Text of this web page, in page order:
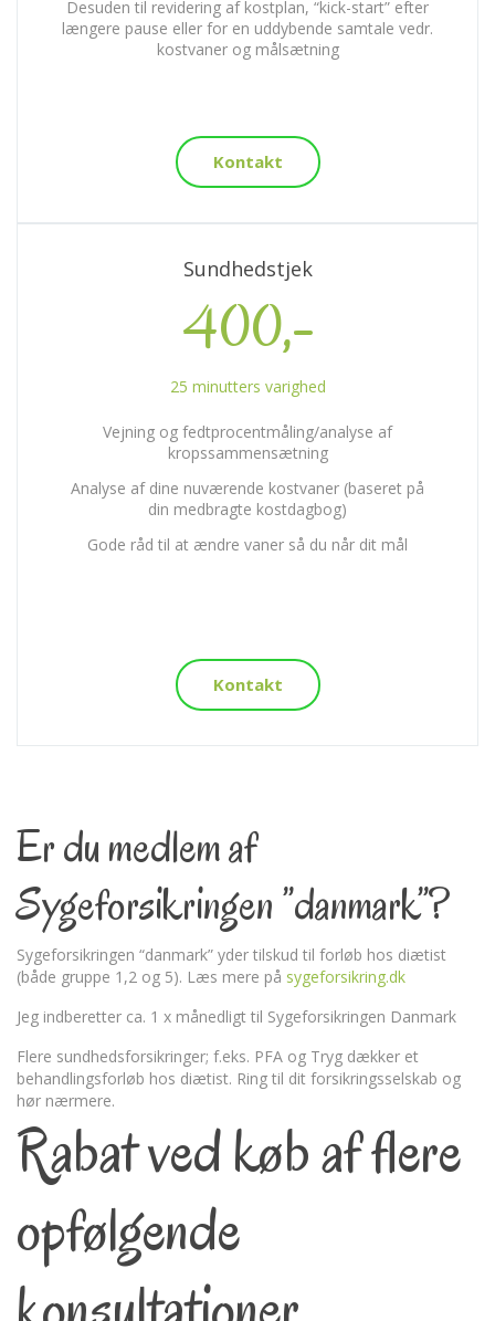
Desuden til revidering af kostplan, “kick-start” efter
længere pause eller for en uddybende samtale vedr.
kostvaner og målsætning
Kontakt
Sundhedstjek
400,-
25 minutters varighed
Vejning og fedtprocentmåling/analyse af
kropssammensætning
Analyse af dine nuværende kostvaner (baseret på
din medbragte kostdagbog)
Gode råd til at ændre vaner så du når dit mål
Kontakt
Er du medlem af
Sygeforsikringen ”danmark”?
Sygeforsikringen “danmark” yder tilskud til forløb hos diætist
(både gruppe 1,2 og 5). Læs mere på sygeforsikring.dk
Jeg indberetter ca. 1 x månedligt til Sygeforsikringen Danmark
Flere sundhedsforsikringer; f.eks. PFA og Tryg dækker et
behandlingsforløb hos diætist. Ring til dit forsikringsselskab og
hør nærmere.
Rabat ved køb af flere
opfølgende